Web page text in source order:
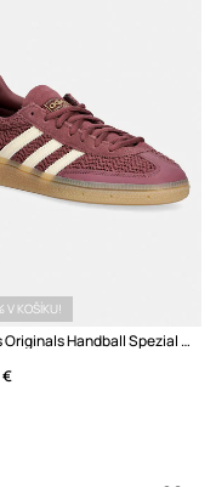
V KOŠÍKU!
adidas Originals Handball Spezial sneakers dámske
€